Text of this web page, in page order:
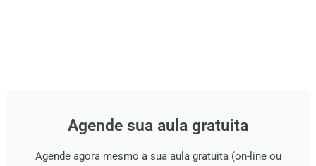
Agende sua aula gratuita
Agende agora mesmo a sua aula gratuita (on-line ou